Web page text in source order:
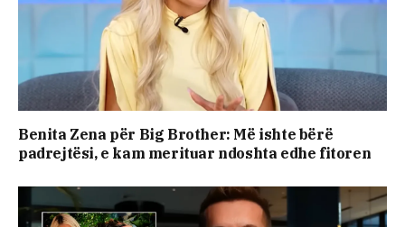
Benita Zena për Big Brother: Më ishte bërë
padrejtësi, e kam merituar ndoshta edhe fitoren